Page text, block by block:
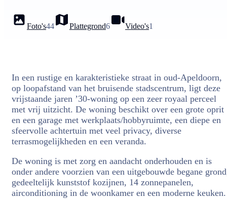
Foto's44 Plattegrond6 Video's1
In een rustige en karakteristieke straat in oud-Apeldoorn,
op loopafstand van het bruisende stadscentrum, ligt deze
vrijstaande jaren ’30-woning op een zeer royaal perceel
met vrij uitzicht. De woning beschikt over een grote oprit
en een garage met werkplaats/hobbyruimte, een diepe en
sfeervolle achtertuin met veel privacy, diverse
terrasmogelijkheden en een veranda.
De woning is met zorg en aandacht onderhouden en is
onder andere voorzien van een uitgebouwde begane
gedeeltelijk kunststof kozijnen, 14 zonnepanelen,
airconditioning in de woonkamer en een moderne keuken.